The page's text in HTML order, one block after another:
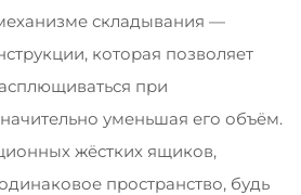
складывания —
которая позволяет
при
уменьшая его объём.
жёстких ящиков,
пространство, будь